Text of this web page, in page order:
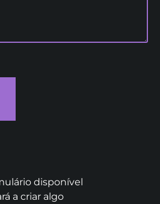
disponível
a criar algo